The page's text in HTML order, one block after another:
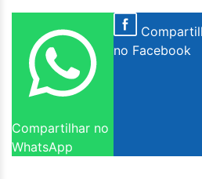
Compartilhar no
WhatsApp
no Facebook